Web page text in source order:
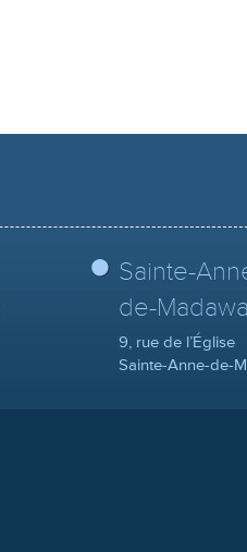
Sainte-
de-
9, rue de l’Église
Sainte-Anne-de-